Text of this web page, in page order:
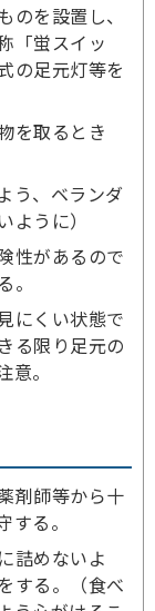
のを設置し、
「蛍スイッ
の足元灯等を
を取るとき
う、ベランダ
うに）
性があるので
にくい状態で
る限り足元の
。
剤師等から十
る。
詰めないよ
する。（食べ